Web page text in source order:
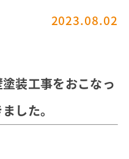
2023.08.02
装工事をおこなっ
した。